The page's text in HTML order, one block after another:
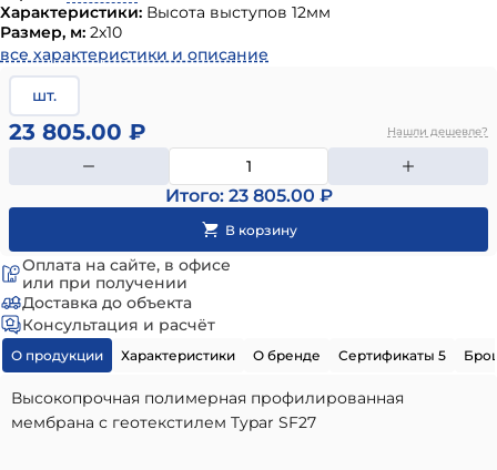
Характеристики: Высота выступов 12мм
Размер, м: 2х10
все характеристики и описание
шт.
23 805.00 ₽ Нашли дешевле?
Итого: 23 805.00 ₽
Оплата на сайте, в офисе
или при получении
Доставка до объекта
Консультация и расчёт
О продукции Характеристики О бренде Сертификаты 5
Высокопрочная полимерная профилированная
мембрана с геотекстилем Typar SF27